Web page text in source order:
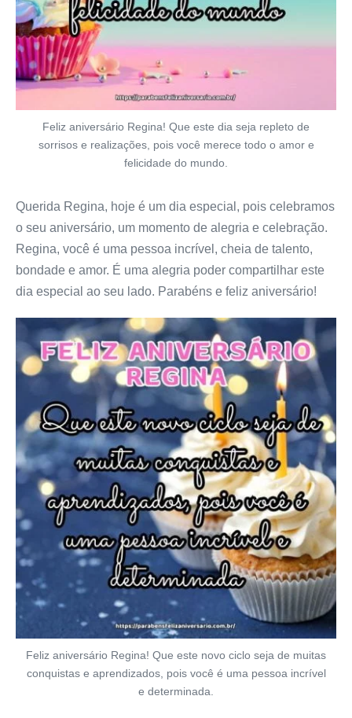
Feliz aniversário Regina! Que este dia seja repleto de
sorrisos e realizações, pois você merece todo o amor e
felicidade do mundo.
Querida Regina, hoje é um dia especial, pois celebramos
o seu aniversário, um momento de alegria e celebração.
Regina, você é uma pessoa incrível, cheia de talento,
bondade e amor. É uma alegria poder compartilhar este
dia especial ao seu lado. Parabéns e feliz aniversário!
Feliz aniversário Regina! Que este novo ciclo seja de muitas
conquistas e aprendizados, pois você é uma pessoa incrível
e determinada.